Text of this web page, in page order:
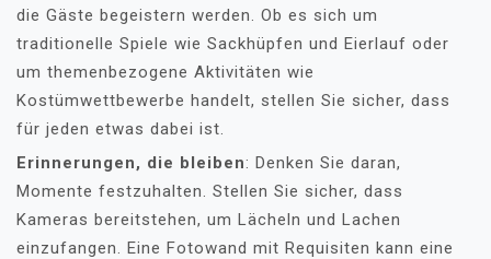
die Gäste begeistern werden. Ob es sich um
traditionelle Spiele wie Sackhüpfen und Eierlauf oder
um themenbezogene Aktivitäten wie
Kostümwettbewerbe handelt, stellen Sie sicher, dass
für jeden etwas dabei ist.
Erinnerungen, die bleiben: Denken Sie daran,
Momente festzuhalten. Stellen Sie sicher, dass
Kameras bereitstehen, um Lächeln und Lachen
einzufangen. Eine Fotowand mit Requisiten kann eine